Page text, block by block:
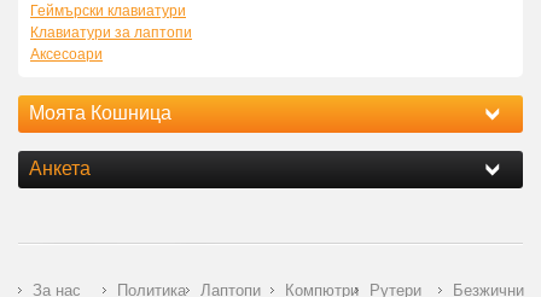
Геймърски клавиатури
Клавиатури за лаптопи
Аксесоари
Моята Кошница
Анкета
За нас Политика Лаптопи Компютри Рутери Безжични